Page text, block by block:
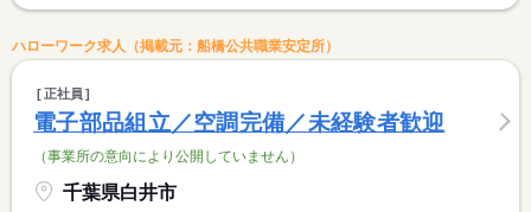
ハローワーク求人（掲載元：船橋公共職業安定所）
正社員
電子部品組立／空調完備／未経験者歓迎
（事業所の意向により公開していません）
千葉県白井市